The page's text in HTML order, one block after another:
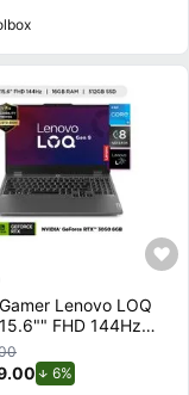
Lenovo LOQ
FHD 144Hz
i5-12450HX 512GB
RTX 3050 6GB
6%